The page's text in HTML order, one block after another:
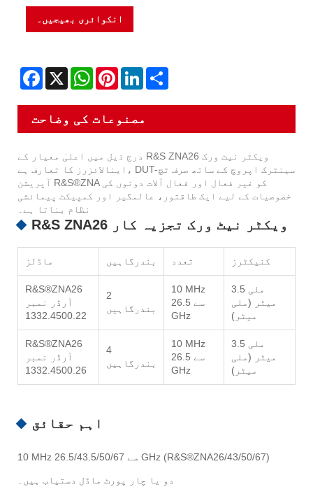
انکوائری بھیجیں۔
Facebook
X WhatsAppPinterestLinkedIn
مصنوعات کی وضاحت
درج ذیل میں اعلیٰ معیار کے R&S ZNA26 ویکٹر نیٹ ورک
اینالائزرز کا تعارف ہے، DUT-سینٹرک اپروچ کے ساتھ صرف ٹچ
آپریشن R&S®ZNA کو غیر فعال اور فعال آلات دونوں کی
خصوصیات کے لیے ایک طاقتور، عالمگیر اور کمپیکٹ پیمائشی
نظام بناتا ہے۔
R&S ZNA26 ویکٹر نیٹ ورک تجزیہ کار
ماڈلز بندرگاہیں تعدد کنیکٹرز
R&S®ZNA26
آرڈر نمبر
1332.4500.22
2
بندرگاہیں
10 MHz
سے 26.5
GHz
3.5 ملی
میٹر (ملی
میٹر)
R&S®ZNA26
آرڈر نمبر
1332.4500.26
4
بندرگاہیں
10 MHz
سے 26.5
GHz
3.5 ملی
میٹر (ملی
میٹر)
اہم حقائق
10 MHz سے 26.5/43.5/50/67 GHz (R&S®ZNA26/43/50/67)
دو یا چار پورٹ ماڈل دستیاب ہیں۔